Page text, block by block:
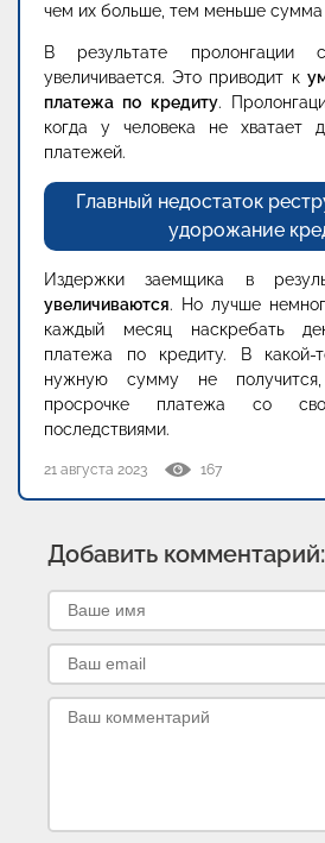
чем их больше, тем меньше сумма
В результате пролонгации
увеличивается. Это приводит к
платежа по кредиту.
когда у человека не хватает
платежей.
Главный недостаток
удорожание
Издержки заемщика в
увеличиваются. Но лучше
каждый месяц наскребать
платежа по кредиту. В какой-
нужную сумму не
просрочке платежа со
последствиями.
21 августа 2023 167
Добавить комментарий: